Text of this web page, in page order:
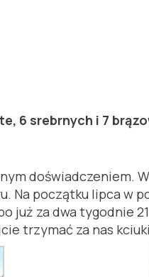
6 srebrnych i 7
doświadczeniem.
Na początku lipca w
już za dwa tygodnie
trzymać za nas